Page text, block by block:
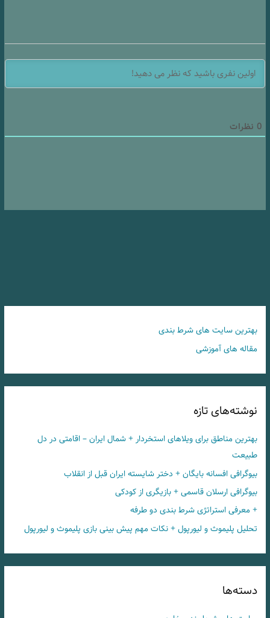
0 نظرات
بهترین سایت های شرط بندی
مقاله های آموزشی
نوشته‌های تازه
بهترین مناطق برای ویلاهای استخردار + شمال ایران – اقامتی در دل
طبیعت
بیوگرافی افسانه بایگان + دختر شایسته ایران قبل از انقلاب
بیوگرافی ارسلان قاسمی + بازیگری از کودکی
+ معرفی استراتژی شرط بندی دو طرفه
تحلیل پلیموث و لیورپول + نکات مهم پیش بینی بازی پلیموث و لیورپول
دسته‌ها